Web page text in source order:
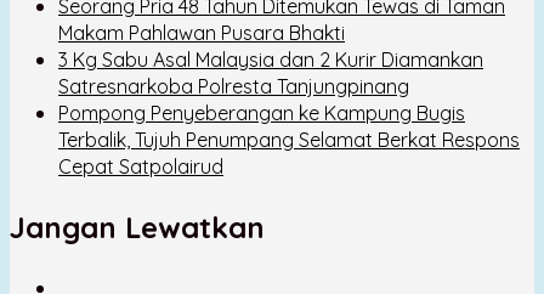
Seorang Pria 48 Tahun Ditemukan Tewas di Taman
Makam Pahlawan Pusara Bhakti
3 Kg Sabu Asal Malaysia dan 2 Kurir Diamankan
Satresnarkoba Polresta Tanjungpinang
Pompong Penyeberangan ke Kampung Bugis
Terbalik, Tujuh Penumpang Selamat Berkat Respons
Cepat Satpolairud
Jangan Lewatkan